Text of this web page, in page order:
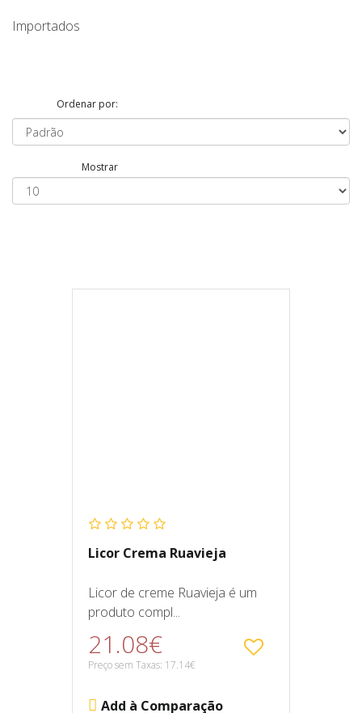
Importados
Ordenar por:
Mostrar
Licor Crema Ruavieja
Licor de creme Ruavieja é um
produto compl...
21.08€
Preço sem Taxas: 17.14€
Add à Comparação